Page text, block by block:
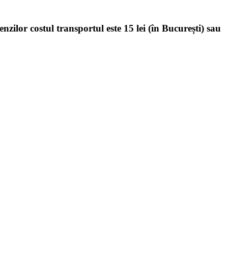
costul transportul este 15 lei (în București) sau